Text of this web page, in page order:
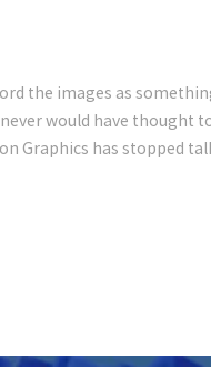
the images as
would have thought
Graphics has stopped